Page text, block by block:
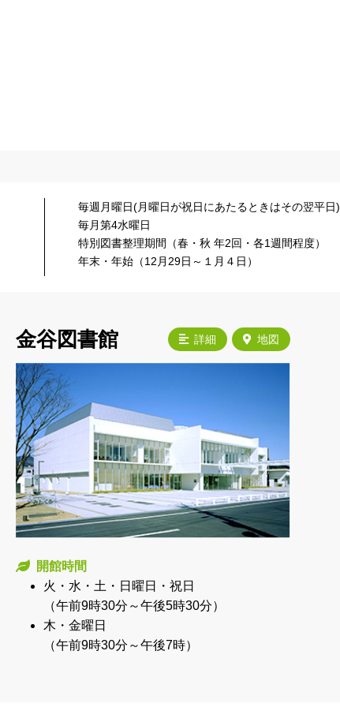
毎週月曜日(月曜日が祝日にあたるときはその翌平日)
毎月第4水曜日
特別図書整理期間（春・秋 年2回・各1週間程度）
年末・年始（12月29日～１月４日）
詳細 地図
金谷図書館
開館時間
火・水・土・日曜日・祝日
（午前9時30分～午後5時30分）
木・金曜日
（午前9時30分～午後7時）